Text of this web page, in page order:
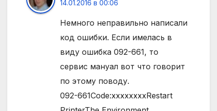
14.01.2016 в 00:06
Немного неправильно написали
код ошибки. Если имелась в
виду ошибка 092-661, то
сервис мануал вот что говорит
по этому поводу.
092-661Code:xxxxxxxxRestart